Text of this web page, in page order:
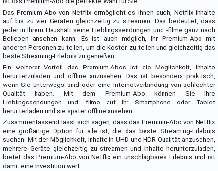
Das Premium-Abo von Netflix ermöglicht es Ihnen auch, Netflix-Inhalte
auf bis zu vier Geräten gleichzeitig zu streamen. Das bedeutet, dass
jeder in Ihrem Haushalt seine Lieblingssendungen und -filme ganz nach
Belieben ansehen kann. Es ist auch möglich, Ihr Premium-Abo mit
anderen Personen zu teilen, um die Kosten zu teilen und gleichzeitig das
beste Streaming-Erlebnis zu genießen.
Ein weiterer Vorteil des Premium-Abos ist die Möglichkeit, Inhalte
herunterzuladen und offline anzusehen. Das ist besonders praktisch,
wenn Sie unterwegs sind oder eine Internetverbindung von schlechter
Qualität haben. Mit dem Premium-Abo können Sie Ihre
Lieblingssendungen und -filme auf Ihr Smartphone oder Tablet
herunterladen und sie später offline ansehen.
Zusammenfassend lässt sich sagen, dass das Premium-Abo von Netflix
eine großartige Option für alle ist, die das beste Streaming-Erlebnis
suchen. Mit der Möglichkeit, Inhalte in UHD und HDR-Qualität anzusehen,
mehrere Geräte gleichzeitig zu streamen und Inhalte herunterzuladen,
bietet das Premium-Abo von Netflix ein unschlagbares Erlebnis und ist
damit eine Investition wert.